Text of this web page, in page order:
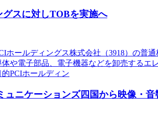
スに対しTOBを実施へ
ホールディングス株式会社（3918）の
や電子部品、電子機器などを卸売する
PCIホールディン
ュニケーションズ四国から映像・